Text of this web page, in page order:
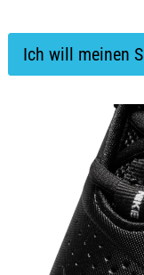
Alle
Artikel
anzeigen
Ich will meinen